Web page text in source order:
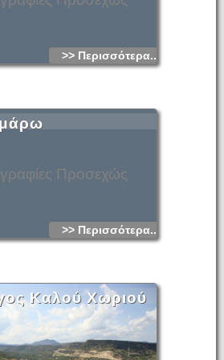
>> Περισσότερα...
Προσεχώς
>> Περισσότερα...
Καλού Χωριού